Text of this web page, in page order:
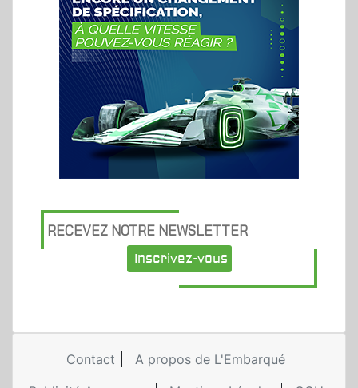
RECEVEZ NOTRE NEWSLETTER
Inscrivez-vous
Contact
A propos de L'Embarqué